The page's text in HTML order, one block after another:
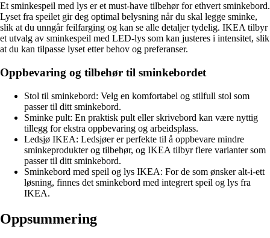
Et sminkespeil med lys er et must-have tilbehør for ethvert sminkebord.
Lyset fra speilet gir deg optimal belysning når du skal legge sminke,
slik at du unngår feilfarging og kan se alle detaljer tydelig. IKEA tilbyr
et utvalg av sminkespeil med LED-lys som kan justeres i intensitet, slik
at du kan tilpasse lyset etter behov og preferanser.
Oppbevaring og tilbehør til sminkebordet
Stol til sminkebord: Velg en komfortabel og stilfull stol som
passer til ditt sminkebord.
Sminke pult: En praktisk pult eller skrivebord kan være nyttig
tillegg for ekstra oppbevaring og arbeidsplass.
Ledsjø IKEA: Ledsjøer er perfekte til å oppbevare mindre
sminkeprodukter og tilbehør, og IKEA tilbyr flere varianter som
passer til ditt sminkebord.
Sminkebord med speil og lys IKEA: For de som ønsker alt-i-ett
løsning, finnes det sminkebord med integrert speil og lys fra
IKEA.
Oppsummering